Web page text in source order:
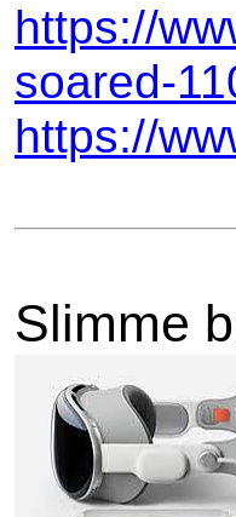
https://
soared-
https://
Slimme